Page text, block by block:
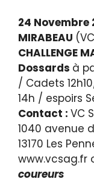
24 Novembre
MIRABEAU
CHALLENGE
Dossards à
/ Cadets
14h / espoirs
Contact : VC
1040 avenue
13170 Les
www.vcsag.fr
coureurs